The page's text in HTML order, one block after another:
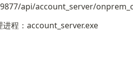
api/account_server/
进程：account_server.exe